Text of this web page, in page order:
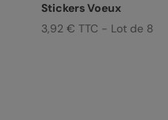
Stickers Voeux
3,92 € TTC - Lot de 8